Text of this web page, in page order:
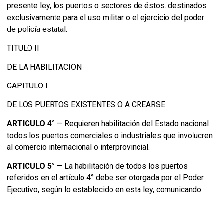
presente ley, los puertos o sectores de éstos, destinados
exclusivamente para el uso militar o el ejercicio del poder
de policía estatal.
TITULO II
DE LA HABILITACION
CAPITULO I
DE LOS PUERTOS EXISTENTES O A CREARSE
ARTICULO 4° — Requieren habilitación del Estado nacional
todos los puertos comerciales o industriales que involucren
al comercio internacional o interprovincial.
ARTICULO 5° — La habilitación de todos los puertos
referidos en el artículo 4° debe ser otorgada por el Poder
Ejecutivo, según lo establecido en esta ley, comunicando